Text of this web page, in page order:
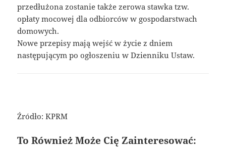
przedłużona zostanie także zerowa stawka tzw.
opłaty mocowej dla odbiorców w gospodarstwach
domowych.
Nowe przepisy mają wejść w życie z dniem
następującym po ogłoszeniu w Dzienniku Ustaw.
Źródło: KPRM
To Również Może Cię Zainteresować: